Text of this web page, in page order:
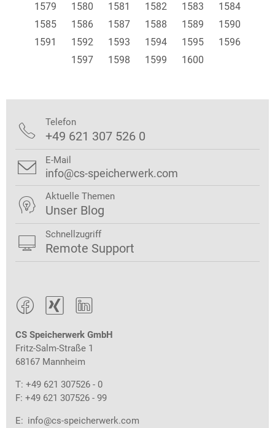
1579
1580 1581 1582 1583
1584
1585
1586 1587 1588 1589
1590
1591
1592 1593 1594 1595
1596
1597
1598 1599 1600
  
CS Speicherwerk GmbH
Fritz-Salm-Straße 1
68167 Mannheim
T: +49 621 307526 - 0
F: +49 621 307526 - 99
E: info@cs-speicherwerk.com
 Telefon
+49 621 307 526 0
 E-Mail
info@cs-speicherwerk.com
 Aktuelle Themen
Unser Blog
 Schnellzugriff
Remote Support